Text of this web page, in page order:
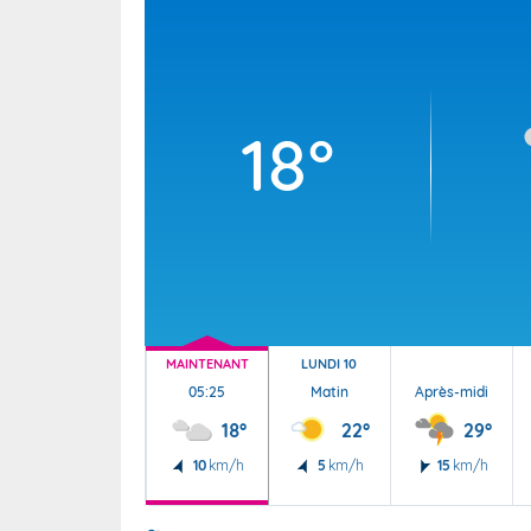
18°
MAINTENANT
05:25
18°
10 km/h
LUNDI 10
Matin
22°
5 km/h
Après-midi
29°
15 km/h